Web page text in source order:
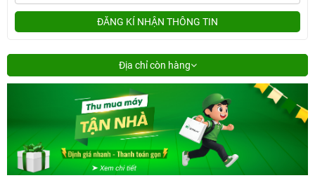
ĐĂNG KÍ NHẬN THÔNG TIN
Địa chỉ còn hàng